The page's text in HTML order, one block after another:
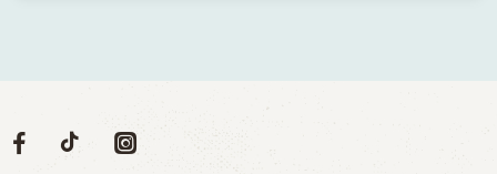
Volg
Social
Volg
Volg
Volg